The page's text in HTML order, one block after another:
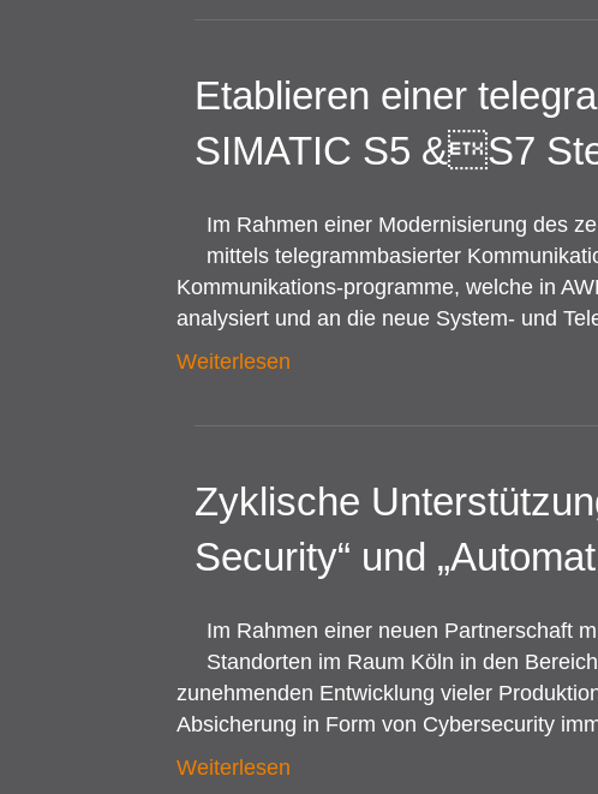
Etablieren einer
SIMATIC S5 &S7
Im Rahmen einer Modernisierung des
mittels telegrammbasierter
Kommunikations-programme, welche in
analysiert und an die neue System- und
Weiterlesen
Zyklische
Security“ und
Im Rahmen einer neuen Partnerschaft
Standorten im Raum Köln in den
zunehmenden Entwicklung vieler
Absicherung in Form von Cybersecurity
Weiterlesen